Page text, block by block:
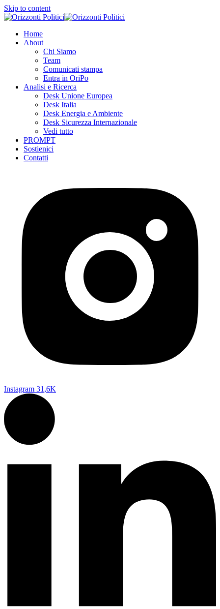
Skip to content
Home
About
Chi Siamo
Team
Comunicati stampa
Entra in OriPo
Analisi e Ricerca
Desk Unione Europea
Desk Italia
Desk Energia e Ambiente
Desk Sicurezza Internazionale
Vedi tutto
PROMPT
Sostienici
Contatti
Instagram 31,6K